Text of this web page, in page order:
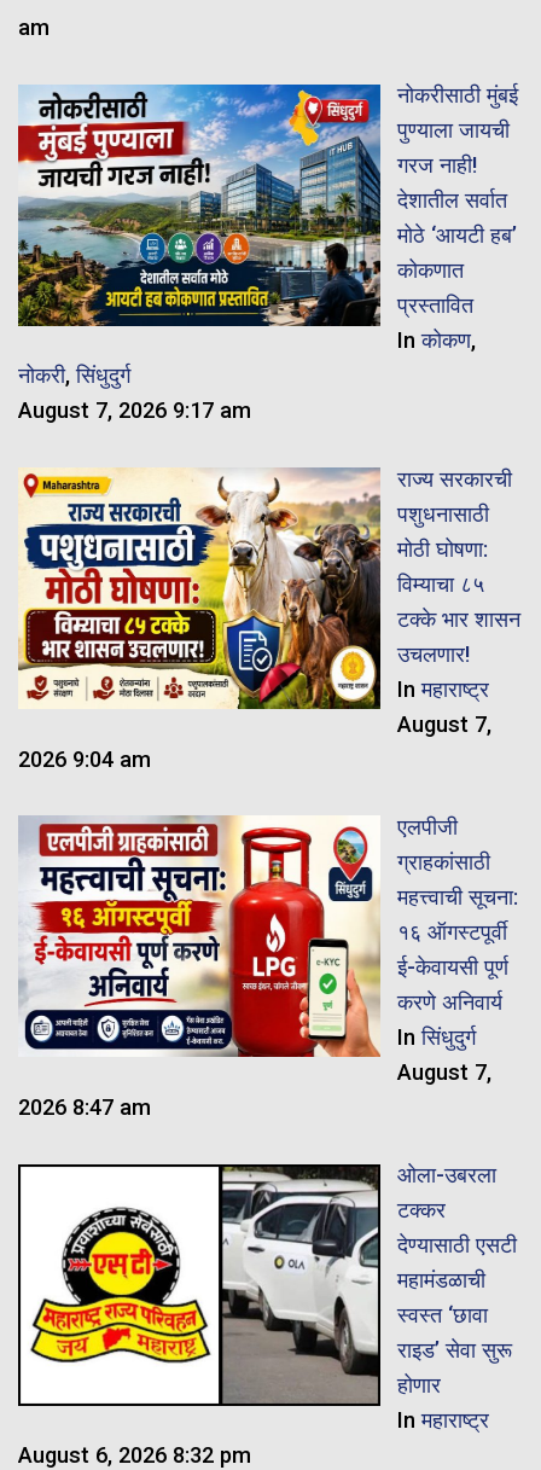
am
नोकरीसाठी मुंबई
पुण्याला जायची
गरज नाही!
देशातील सर्वात
मोठे ‘आयटी हब’
कोकणात
प्रस्तावित
Inकोकण,
नोकरी,सिंधुदुर्ग
August 7, 2026 9:17 am
राज्य सरकारची
पशुधनासाठी
मोठी घोषणा:
विम्याचा ८५
टक्के भार शासन
उचलणार!
Inमहाराष्ट्र
August 7,
2026 9:04 am
एलपीजी
ग्राहकांसाठी
महत्त्वाची सूचना:
१६ ऑगस्टपूर्वी
ई-केवायसी पूर्ण
करणे अनिवार्य
Inसिंधुदुर्ग
August 7,
2026 8:47 am
ओला-उबरला
टक्कर
देण्यासाठी एसटी
महामंडळाची
स्वस्त ‘छावा
राइड’ सेवा सुरू
होणार
Inमहाराष्ट्र
August 6, 2026 8:32 pm